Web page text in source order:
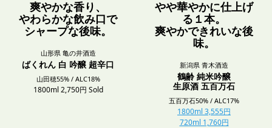
爽やかな香り、
やわらかな飲み口で
シャープな後味。
山形県 亀の井酒造
ばくれん 白 吟醸 超辛口
山田穂55% / ALC18%
1800ml 2,750円 Sold
やや華やかに仕上げ
る１本。
爽やかできれいな後
味。
新潟県 青木酒造
鶴齢 純米吟醸
生原酒 五百万石
五百万石50% / ALC17%
1800ml 3,555円
720ml 1,760円